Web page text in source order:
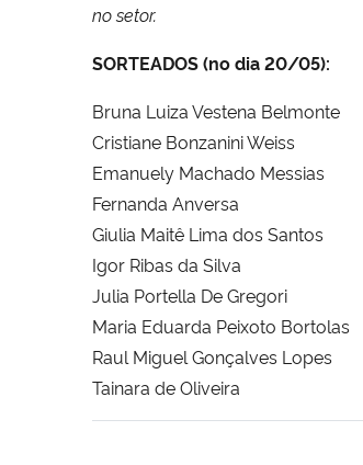
no setor.
SORTEADOS (no dia 20/05):
Bruna Luiza Vestena Belmonte
Cristiane Bonzanini Weiss
Emanuely Machado Messias
Fernanda Anversa
Giulia Maitê Lima dos Santos
Igor Ribas da Silva
Julia Portella De Gregori
Maria Eduarda Peixoto Bortolas
Raul Miguel Gonçalves Lopes
Tainara de Oliveira